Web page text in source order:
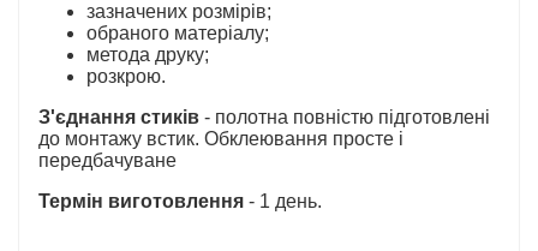
зазначених розмірів;
обраного матеріалу;
метода друку;
розкрою.
З'єднання стиків - полотна повністю підготовлені
до монтажу встик. Обклеювання просте і
передбачуване
Термін виготовлення - 1 день.